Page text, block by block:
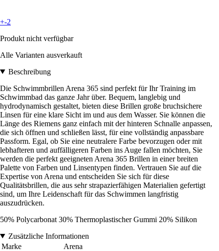
+-2
Produkt nicht verfügbar
Alle Varianten ausverkauft
Beschreibung
Die Schwimmbrillen Arena 365 sind perfekt für Ihr Training im
Schwimmbad das ganze Jahr über. Bequem, langlebig und
hydrodynamisch gestaltet, bieten diese Brillen große bruchsichere
Linsen für eine klare Sicht im und aus dem Wasser. Sie können die
Länge des Riemens ganz einfach mit der hinteren Schnalle anpassen,
die sich öffnen und schließen lässt, für eine vollständig anpassbare
Passform. Egal, ob Sie eine neutralere Farbe bevorzugen oder mit
lebhafteren und auffälligeren Farben ins Auge fallen möchten, Sie
werden die perfekt geeigneten Arena 365 Brillen in einer breiten
Palette von Farben und Linsentypen finden. Vertrauen Sie auf die
Expertise von Arena und entscheiden Sie sich für diese
Qualitätsbrillen, die aus sehr strapazierfähigen Materialien gefertigt
sind, um Ihre Leidenschaft für das Schwimmen langfristig
auszudrücken.
50% Polycarbonat 30% Thermoplastischer Gummi 20% Silikon
Zusätzliche Informationen
Marke
Arena